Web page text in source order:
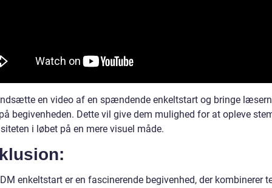
en video af en spændende enkeltstart og bringe
begivenheden. Dette vil give dem mulighed for at opleve
i løbet på en mere visuel måde.
enkeltstart er en fascinerende begivenhed, der kombinerer